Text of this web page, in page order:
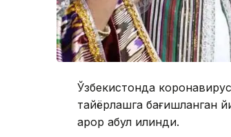
Ўзбекистонда
тайёрлашга бағишланган
қарор қабул қилинди.